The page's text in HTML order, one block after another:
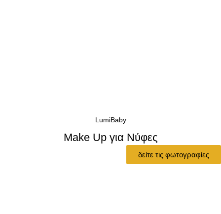
LumiBaby
Make Up για Νύφες
δείτε τις φωτογραφίες